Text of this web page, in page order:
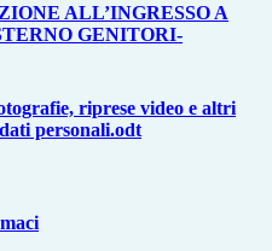
ALL’INGRESSO A
GENITORI-
riprese video e altri
personali.odt